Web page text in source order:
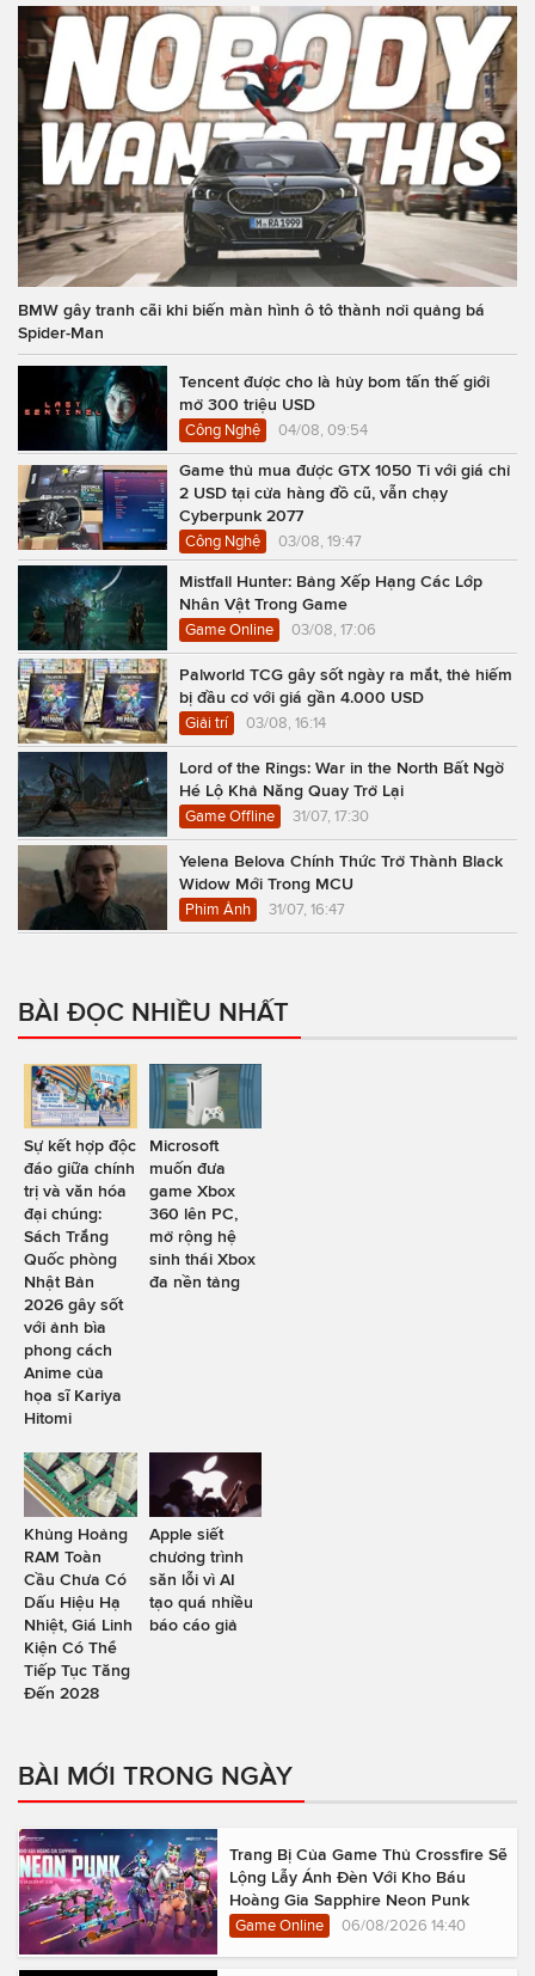
BMW gây tranh cãi khi biến màn hình ô tô thành nơi quảng bá
Spider-Man
Tencent được cho là hủy bom tấn thế giới
mở 300 triệu USD
Công Nghệ 04/08, 09:54
Game thủ mua được GTX 1050 Ti với giá chỉ
2 USD tại cửa hàng đồ cũ, vẫn chạy
Cyberpunk 2077
Công Nghệ 03/08, 19:47
Mistfall Hunter: Bảng Xếp Hạng Các Lớp
Nhân Vật Trong Game
Game Online 03/08, 17:06
Palworld TCG gây sốt ngày ra mắt, thẻ hiếm
bị đầu cơ với giá gần 4.000 USD
Giải trí 03/08, 16:14
Lord of the Rings: War in the North Bất Ngờ
Hé Lộ Khả Năng Quay Trở Lại
Game Offline 31/07, 17:30
Yelena Belova Chính Thức Trở Thành Black
Widow Mới Trong MCU
Phim Ảnh 31/07, 16:47
BÀI ĐỌC NHIỀU NHẤT
Sự kết hợp độc
đáo giữa chính
trị và văn hóa
đại chúng:
Sách Trắng
Quốc phòng
Nhật Bản
2026 gây sốt
với ảnh bìa
phong cách
Anime của
họa sĩ Kariya
Hitomi
Microsoft
muốn đưa
game Xbox
360 lên PC,
mở rộng hệ
sinh thái Xbox
đa nền tảng
Khủng Hoảng
RAM Toàn
Cầu Chưa Có
Dấu Hiệu Hạ
Nhiệt, Giá Linh
Kiện Có Thể
Tiếp Tục Tăng
Đến 2028
Apple siết
chương trình
săn lỗi vì AI
tạo quá nhiều
báo cáo giả
BÀI MỚI TRONG NGÀY
Trang Bị Của Game Thủ Crossfire Sẽ
Lộng Lẫy Ánh Đèn Với Kho Báu
Hoàng Gia Sapphire Neon Punk
Game Online 06/08/2026 14:40